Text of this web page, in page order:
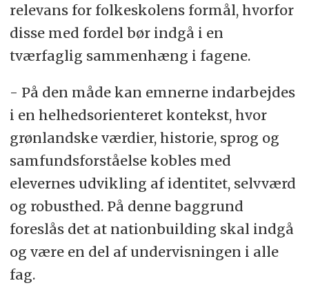
relevans for folkeskolens formål, hvorfor
disse med fordel bør indgå i en
tværfaglig sammenhæng i fagene.
- På den måde kan emnerne indarbejdes
i en helhedsorienteret kontekst, hvor
grønlandske værdier, historie, sprog og
samfundsforståelse kobles med
elevernes udvikling af identitet, selvværd
og robusthed. På denne baggrund
foreslås det at nationbuilding skal indgå
og være en del af undervisningen i alle
fag.